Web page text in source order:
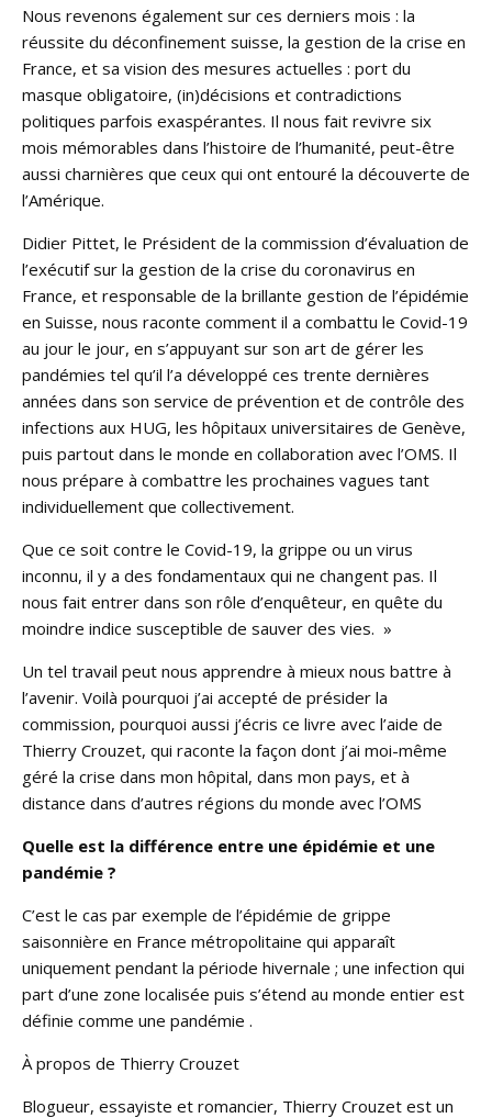
Nous revenons également sur ces derniers mois : la
réussite du déconfinement suisse, la gestion de la crise en
France, et sa vision des mesures actuelles : port du
masque obligatoire, (in)décisions et contradictions
politiques parfois exaspérantes. Il nous fait revivre six
mois mémorables dans l’histoire de l’humanité, peut-être
aussi charnières que ceux qui ont entouré la découverte de
l’Amérique.
Didier Pittet, le Président de la commission d’évaluation de
l’exécutif sur la gestion de la crise du coronavirus en
France, et responsable de la brillante gestion de l’épidémie
en Suisse, nous raconte comment il a combattu le Covid-19
au jour le jour, en s’appuyant sur son art de gérer les
pandémies tel qu’il l’a développé ces trente dernières
années dans son service de prévention et de contrôle des
infections aux HUG, les hôpitaux universitaires de Genève,
puis partout dans le monde en collaboration avec l’OMS. Il
nous prépare à combattre les prochaines vagues tant
individuellement que collectivement.
Que ce soit contre le Covid-19, la grippe ou un virus
inconnu, il y a des fondamentaux qui ne changent pas. Il
nous fait entrer dans son rôle d’enquêteur, en quête du
moindre indice susceptible de sauver des vies. »
Un tel travail peut nous apprendre à mieux nous battre à
l’avenir. Voilà pourquoi j’ai accepté de présider la
commission, pourquoi aussi j’écris ce livre avec l’aide de
Thierry Crouzet, qui raconte la façon dont j’ai moi-même
géré la crise dans mon hôpital, dans mon pays, et à
distance dans d’autres régions du monde avec l’OMS
Quelle est la différence entre une épidémie et une
pandémie ?
C’est le cas par exemple de l’épidémie de grippe
saisonnière en France métropolitaine qui apparaît
uniquement pendant la période hivernale ; une infection qui
part d’une zone localisée puis s’étend au monde entier est
définie comme une pandémie .
À propos de Thierry Crouzet
Blogueur, essayiste et romancier, Thierry Crouzet est un